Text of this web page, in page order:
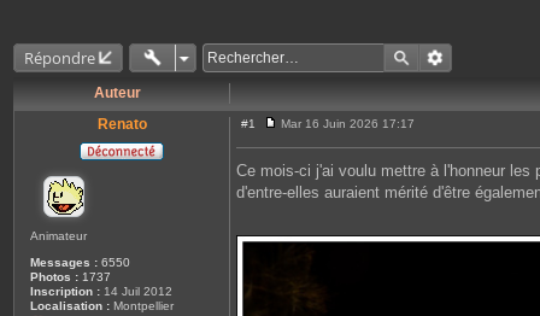
Répondre
Auteur
Renato
Animateur
Messages : 6550
Photos : 1737
Inscription : 14 Juil 2012
Localisation : Montpellier
#1
e
s
a
Mar 16 Juin 2026 17:17
Ce mois-ci j'ai voulu mettre à l'honneur les
d'entre-elles auraient mérité d'être